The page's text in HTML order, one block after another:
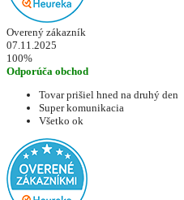
Overený zákazník
07.11.2025
100%
Odporúča obchod
Tovar prišiel hned na druhý den
Super komunikacia
Všetko ok